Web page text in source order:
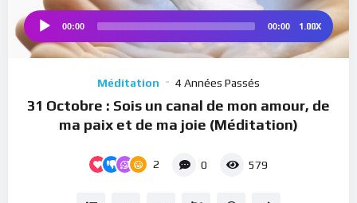
Audio
00:00 00:00 1.00X
Méditation 4 Années Passés
31 Octobre : Sois un canal de mon amour, de
ma paix et de ma joie (Méditation)
2 0 579